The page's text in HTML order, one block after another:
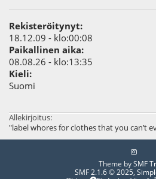
Rekisteröitynyt:
18.12.09 - klo:00:08
Paikallinen aika:
08.08.26 - klo:13:35
Kieli:
Suomi
Allekirjoitus:
"label whores for clothes that you can’t
Theme bySMF
SMF 2.1.6 © 2025,